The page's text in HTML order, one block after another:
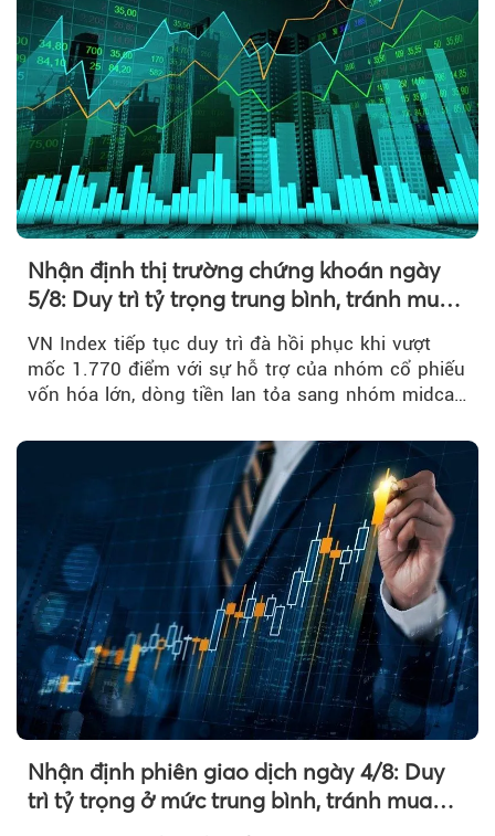
Nhận định thị trường chứng khoán ngày
5/8: Duy trì tỷ trọng trung bình, tránh mua
VN Index tiếp tục duy trì đà hồi phục khi vượt
mốc 1.770 điểm với sự hỗ trợ của nhóm cổ phiếu
vốn hóa lớn, dòng tiền lan tỏa sang nhóm midcap
Nhận định phiên giao dịch ngày 4/8: Duy
trì tỷ trọng ở mức trung bình, tránh mua